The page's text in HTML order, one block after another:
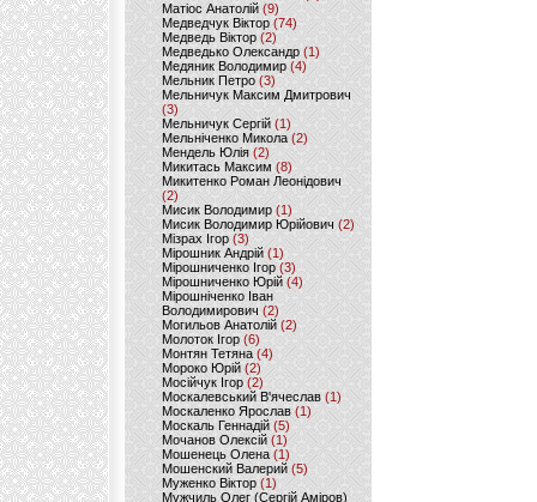
Матіос Анатолій (9)
Медведчук Віктор(74)
Медведь Віктор (2)
Медведько Олександр (1)
Медяник Володимир(4)
Мельник Петро (3)
Мельничук Максим Дмитрович
(3)
Мельничук Сергій (1)
Мельніченко Микола (2)
Мендель Юлія (2)
Микитась Максим (8)
Микитенко Роман Леонідович
(2)
Мисик Володимир (1)
Мисик Володимир Юрійович(2)
Мізрах Ігор(3)
Мірошник Андрій(1)
Мірошниченко Ігор (3)
Мірошниченко Юрій(4)
Мірошніченко Іван
Володимирович (2)
Могильов Анатолій (2)
Молоток Ігор (6)
Монтян Тетяна (4)
Мороко Юрій(2)
Мосійчук Ігор (2)
Москалевський В'ячеслав (1)
Москаленко Ярослав (1)
Москаль Геннадій (5)
Мочанов Олексій(1)
Мошенець Олена(1)
Мошенский Валерий (5)
Муженко Віктор (1)
Мужчиль Олег (Сергій Аміров)